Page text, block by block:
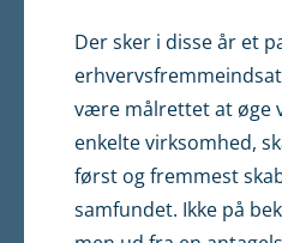
Der sker i disse år et
være målrettet at øge
enkelte virksomhed,
først og fremmest
samfundet. Ikke på